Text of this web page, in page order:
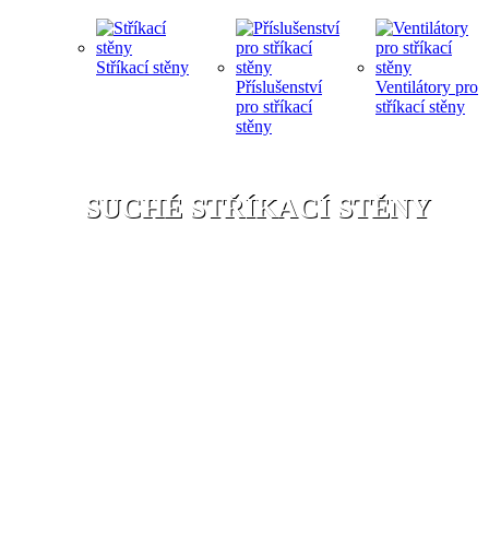
Stříkací stěny
Příslušenství
pro stříkací
stěny
Ventilátory pro
stříkací stěny
SUCHÉ STŘÍKACÍ STĚNY